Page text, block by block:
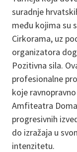
suradnje
među kojima su
Cirkorama, uz
organizatora
Pozitivna sila.
profesionalne
koje
Amfiteatra
progresivnih
do izražaja u
intenzitetu.